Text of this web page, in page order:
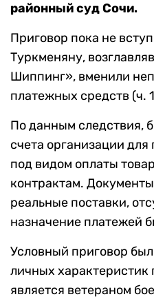
районный суд Сочи.
Приговор пока не
Туркменяну,
Шиппинг», вменили
платежных средств (ч.
По данным следствия,
счета организации
под видом оплаты
контрактам.
реальные поставки,
назначение платежей
Условный приговор
личных характеристик
является ветераном